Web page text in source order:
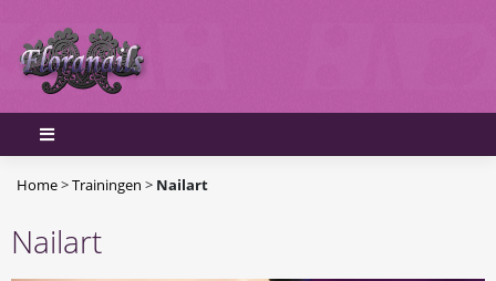
Home>Trainingen > Nailart
Nailart